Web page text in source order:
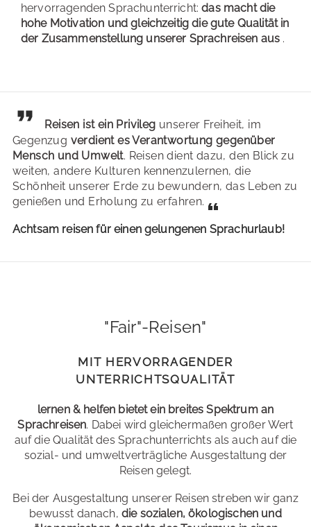
hervorragenden Sprachunterricht:das macht die
hohe Motivation und gleichzeitig die gute Qualität in
der Zusammenstellung unserer Sprachreisen aus .
Reisen ist ein Privileg unserer Freiheit, im
Gegenzug verdient es Verantwortung gegenüber
Mensch und Umwelt. Reisen dient dazu, den Blick zu
weiten, andere Kulturen kennenzulernen, die
Schönheit unserer Erde zu bewundern, das Leben zu
genießen und Erholung zu erfahren.
Achtsam reisen für einen gelungenen Sprachurlaub!
"Fair"-Reisen"
MIT HERVORRAGENDER
UNTERRICHTSQUALITÄT
lernen & helfen bietet ein breites Spektrum an
Sprachreisen. Dabei wird gleichermaßen großer Wert
auf die Qualität des Sprachunterrichts als auch auf die
sozial- und umweltverträgliche Ausgestaltung der
Reisen gelegt.
Bei der Ausgestaltung unserer Reisen streben wir ganz
bewusst danach, die sozialen, ökologischen und